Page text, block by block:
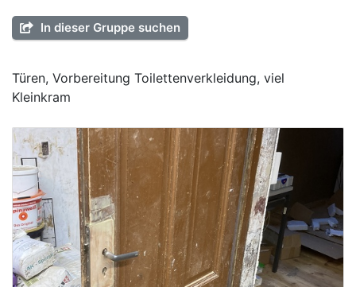
In dieser Gruppe suchen
Türen, Vorbereitung Toilettenverkleidung, viel
Kleinkram